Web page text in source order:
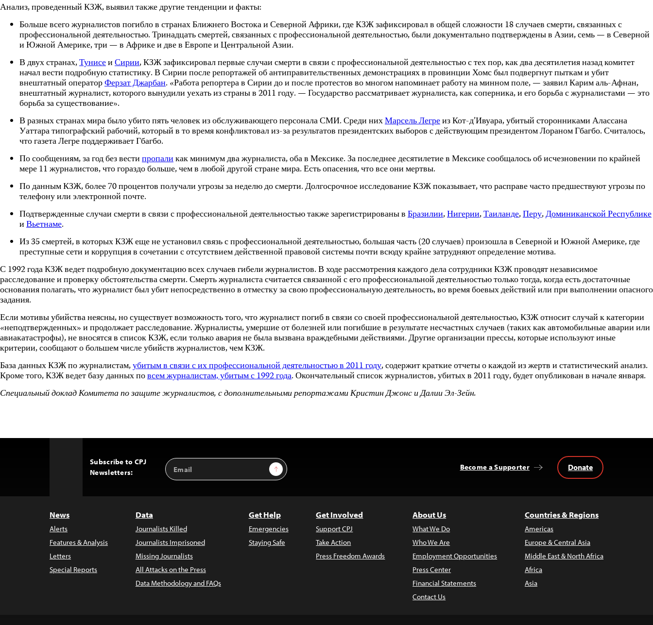
Анализ, проведенный КЗЖ, выявил также другие тенденции и факты:
Больше всего журналистов погибло в странах Ближнего Востока и Северной Африки, где КЗЖ зафиксировал в общей сложности 18 случаев смерти, связанных с
профессиональной деятельностью. Тринадцать смертей, связанных с профессиональной деятельностью, были документально подтверждены в Азии, семь — в Северной
и Южной Америке, три — в Африке и две в Европе и Центральной Азии.
В двух странах,ТунисеиСирии, КЗЖ зафиксировал первые случаи смерти в связи с профессиональной деятельностью с тех пор, как два десятилетия назад комитет
начал вести подробную статистику. В Сирии после репортажей об антиправительственных демонстрациях в провинции Хомс был подвергнут пыткам и убит
внештатный операторФерзат Джарбан. «Работа репортера в Сирии до и после протестов во многом напоминает работу на минном поле, — заявил Карим аль-Афнан,
внештатный журналист, которого вынудили уехать из страны в 2011 году. — Государство рассматривает журналиста, как соперника, и его борьба с журналистами — это
борьба за существование».
В разных странах мира было убито пять человек из обслуживающего персонала СМИ. Среди нихМарсель Легреиз Кот-д’Ивуара, убитый сторонниками Алассана
Уаттара типографский рабочий, который в то время конфликтовал из-за результатов президентских выборов с действующим президентом Лораном Гбагбо. Считалось,
что газета Легре поддерживает Гбагбо.
По сообщениям, за год без вестипропаликак минимум два журналиста, оба в Мексике. За последнее десятилетие в Мексике сообщалось об исчезновении по крайней
мере 11 журналистов, что гораздо больше, чем в любой другой стране мира. Есть опасения, что все они мертвы.
По данным КЗЖ, более 70 процентов получали угрозы за неделю до смерти. Долгосрочное исследование КЗЖ показывает, что расправе часто предшествуют угрозы по
телефону или электронной почте.
Подтвержденные случаи смерти в связи с профессиональной деятельностью также зарегистрированы вБразилии,Нигерии,Таиланде,Перу,Доминиканской Республике
иВьетнаме.
Из 35 смертей, в которых КЗЖ еще не установил связь с профессиональной деятельностью, большая часть (20 случаев) произошла в Северной и Южной Америке, где
преступные сети и коррупция в сочетании с отсутствием действенной правовой системы почти всюду крайне затрудняют определение мотива.
С 1992 года КЗЖ ведет подробную документацию всех случаев гибели журналистов. В ходе рассмотрения каждого дела сотрудники КЗЖ проводят независимое
расследование и проверку обстоятельства смерти. Смерть журналиста считается связанной с его профессиональной деятельностью только тогда, когда есть достаточные
основания полагать, что журналист был убит непосредственно в отместку за свою профессиональную деятельность, во время боевых действий или при выполнении опасного
задания.
Если мотивы убийства неясны, но существует возможность того, что журналист погиб в связи со своей профессиональной деятельностью, КЗЖ относит случай к категории
«неподтвержденных» и продолжает расследование. Журналисты, умершие от болезней или погибшие в результате несчастных случаев (таких как автомобильные аварии или
авиакатастрофы), не вносятся в список КЗЖ, если только авария не была вызвана враждебными действиями. Другие организации прессы, которые используют иные
критерии, сообщают о большем числе убийств журналистов, чем КЗЖ.
База данных КЗЖ по журналистам,убитым в связи с их профессиональной деятельностью в 2011 году, содержит краткие отчеты о каждой из жертв и статистический анализ.
Кроме того, КЗЖ ведет базу данных повсем журналистам, убитым с 1992 года. Окончательный список журналистов, убитых в 2011 году, будет опубликован в начале января.
Специальный доклад Комитета по защите журналистов, с дополнительными репортажами Кристин Джонс и Далии Эл-Зейн.
Subscribe to CPJ
Newsletters:
Email
Address
Sign Up Become a Supporter Donate
News
Alerts
Features & Analysis
Letters
Special Reports
Data
Journalists Killed
Journalists Imprisoned
Missing Journalists
All Attacks on the Press
Data Methodology and FAQs
Get Help
Emergencies
Staying Safe
Get Involved
Support CPJ
Take Action
Press Freedom Awards
About Us
What We Do
Who We Are
Employment Opportunities
Press Center
Financial Statements
Contact Us
Countries & Regions
Americas
Europe & Central Asia
Middle East & North Africa
Africa
Asia